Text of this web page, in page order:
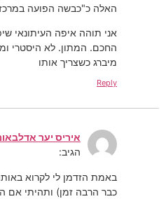
האלה כ"כבשה הפועה
אני תוהה איפה העיתונאי
החכם. המתון. לא היסטרי
מיברג כשצריך אותו
Reply
איריס יער
הגיב:
באמת הזדמן לי לקרוא
כבר הרבה זמן) ותהיתי אם